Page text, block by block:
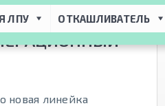
ЛПУ ОТКАШЛИВАТЕЛЬ
новая линейка